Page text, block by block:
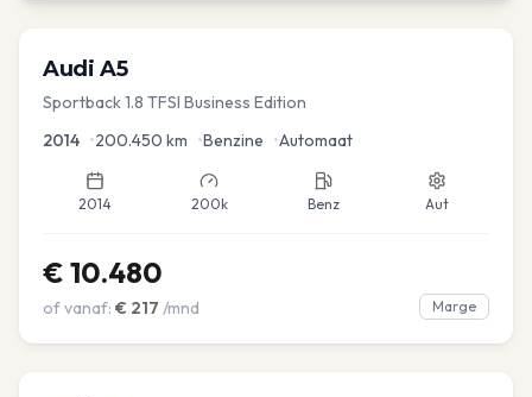
Audi A5
Sportback 1.8 TFSI Business Edition
2014 •200.450 km •Benzine •Automaat
2014 200k Benz Aut
€ 10.480
of vanaf: € 217 /mnd Marge